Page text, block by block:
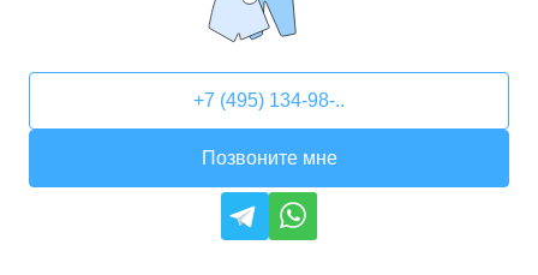
+7 (495) 134-98-..
Позвоните мне